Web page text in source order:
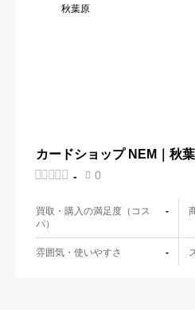
秋葉原
カードショップ NEM｜秋
   -  0
買取・購入の満足度（コス
パ）
-
雰囲気・使いやすさ -